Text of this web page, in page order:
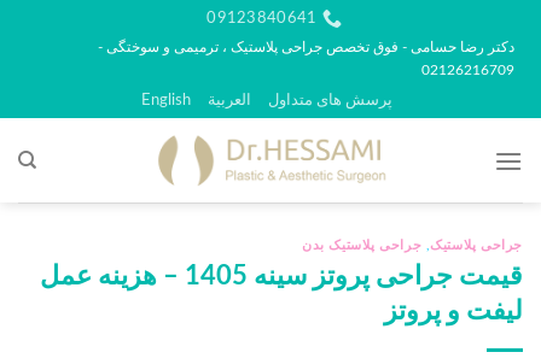
محتوا
09123840641
دکتر رضا حسامی - فوق تخصص جراحی پلاستیک ، ترمیمی و سوختگی -
02126216709
پرسش های متداول العربية English
جراحی پلاستیک جراحی پلاستیک بدن
قیمت جراحی پروتز سینه 1405 – هزینه عمل
لیفت و پروتز